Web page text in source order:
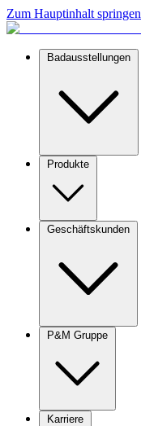
Zum Hauptinhalt springen
Badausstellungen
Produkte
Geschäftskunden
P&M Gruppe
Karriere